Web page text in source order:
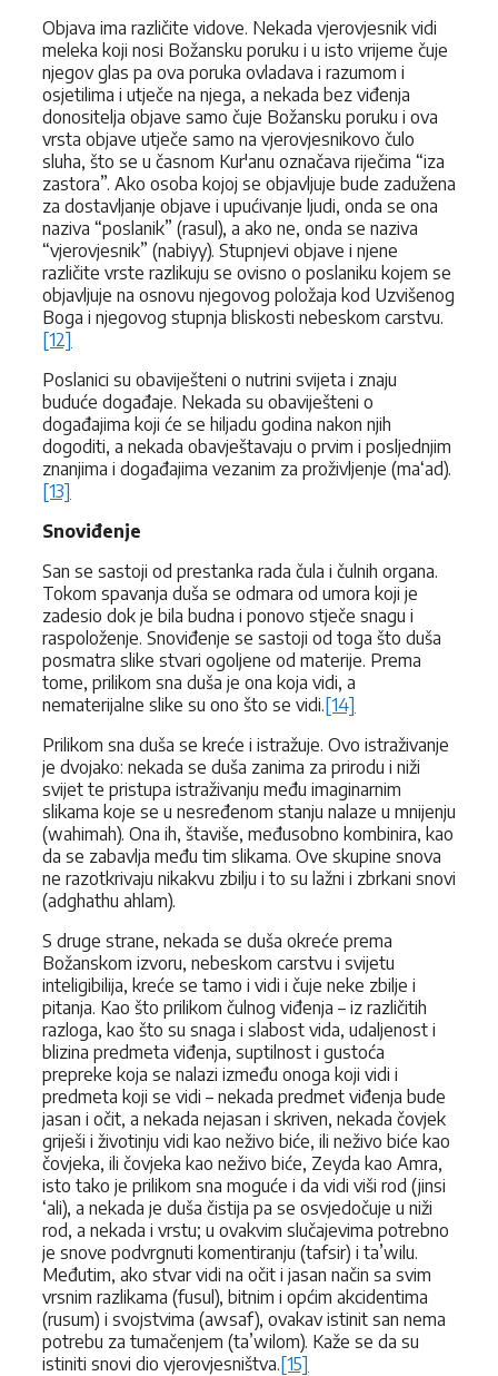
Objava ima različite vidove. Nekada vjerovjesnik vidi
meleka koji nosi Božansku poruku i u isto vrijeme čuje
njegov glas pa ova poruka ovladava i razumom i
osjetilima i utječe na njega, a nekada bez viđenja
donositelja objave samo čuje Božansku poruku i ova
vrsta objave utječe samo na vjerovjesnikovo čulo
sluha, što se u časnom Kur'anu označava riječima “iza
zastora”. Ako osoba kojoj se objavljuje bude zadužena
za dostavljanje objave i upućivanje ljudi, onda se ona
naziva “poslanik” (rasul), a ako ne, onda se naziva
“vjerovjesnik” (nabiyy). Stupnjevi objave i njene
različite vrste razlikuju se ovisno o poslaniku kojem se
objavljuje na osnovu njegovog položaja kod Uzvišenog
Boga i njegovog stupnja bliskosti nebeskom carstvu.
[12]
Poslanici su obaviješteni o nutrini svijeta i znaju
buduće događaje. Nekada su obaviješteni o
događajima koji će se hiljadu godina nakon njih
dogoditi, a nekada obavještavaju o prvim i posljednjim
znanjima i događajima vezanim za proživljenje (ma‘ad).
[13]
Snoviđenje
San se sastoji od prestanka rada čula i čulnih organa.
Tokom spavanja duša se odmara od umora koji je
zadesio dok je bila budna i ponovo stječe snagu i
raspoloženje. Snoviđenje se sastoji od toga što duša
posmatra slike stvari ogoljene od materije. Prema
tome, prilikom sna duša je ona koja vidi, a
nematerijalne slike su ono što se vidi.[14]
Prilikom sna duša se kreće i istražuje. Ovo istraživanje
je dvojako: nekada se duša zanima za prirodu i niži
svijet te pristupa istraživanju među imaginarnim
slikama koje se u nesređenom stanju nalaze u mnijenju
(wahimah). Ona ih, štaviše, međusobno kombinira, kao
da se zabavlja među tim slikama. Ove skupine snova
ne razotkrivaju nikakvu zbilju i to su lažni i zbrkani snovi
(adghathu ahlam).
S druge strane, nekada se duša okreće prema
Božanskom izvoru, nebeskom carstvu i svijetu
inteligibilija, kreće se tamo i vidi i čuje neke zbilje i
pitanja. Kao što prilikom čulnog viđenja – iz različitih
razloga, kao što su snaga i slabost vida, udaljenost i
blizina predmeta viđenja, suptilnost i gustoća
prepreke koja se nalazi između onoga koji vidi i
predmeta koji se vidi – nekada predmet viđenja bude
jasan i očit, a nekada nejasan i skriven, nekada čovjek
griješi i životinju vidi kao neživo biće, ili neživo biće kao
čovjeka, ili čovjeka kao neživo biće, Zeyda kao Amra,
isto tako je prilikom sna moguće i da vidi viši rod (jinsi
‘ali), a nekada je duša čistija pa se osvjedočuje u niži
rod, a nekada i vrstu; u ovakvim slučajevima potrebno
je snove podvrgnuti komentiranju (tafsir) i ta’wilu.
Međutim, ako stvar vidi na očit i jasan način sa svim
vrsnim razlikama (fusul), bitnim i općim akcidentima
(rusum) i svojstvima (awsaf), ovakav istinit san nema
potrebu za tumačenjem (ta’wilom). Kaže se da su
istiniti snovi dio vjerovjesništva.[15]